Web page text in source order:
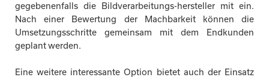
gegebenenfalls die Bildverarbeitungs-hersteller mit ein.
Nach einer Bewertung der Machbarkeit können die
Umsetzungsschritte gemeinsam mit dem Endkunden
geplant werden.
Eine weitere interessante Option bietet auch der Einsatz